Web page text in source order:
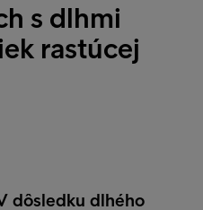
s dlhmi
rastúcej
dôsledku dlhého